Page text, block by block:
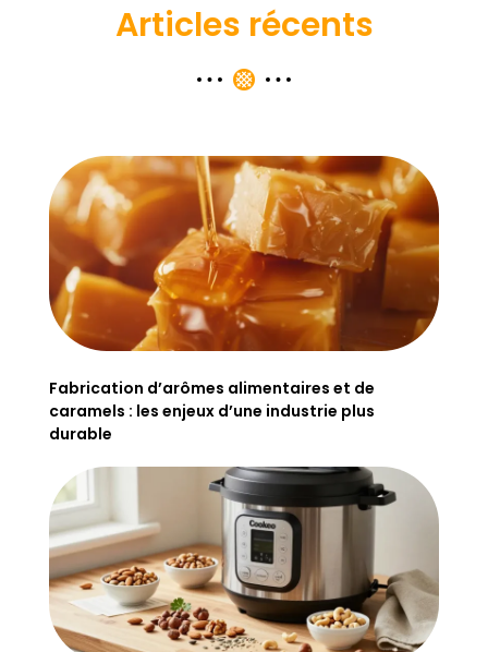
Articles récents
Fabrication d’arômes alimentaires et de
caramels : les enjeux d’une industrie plus
durable